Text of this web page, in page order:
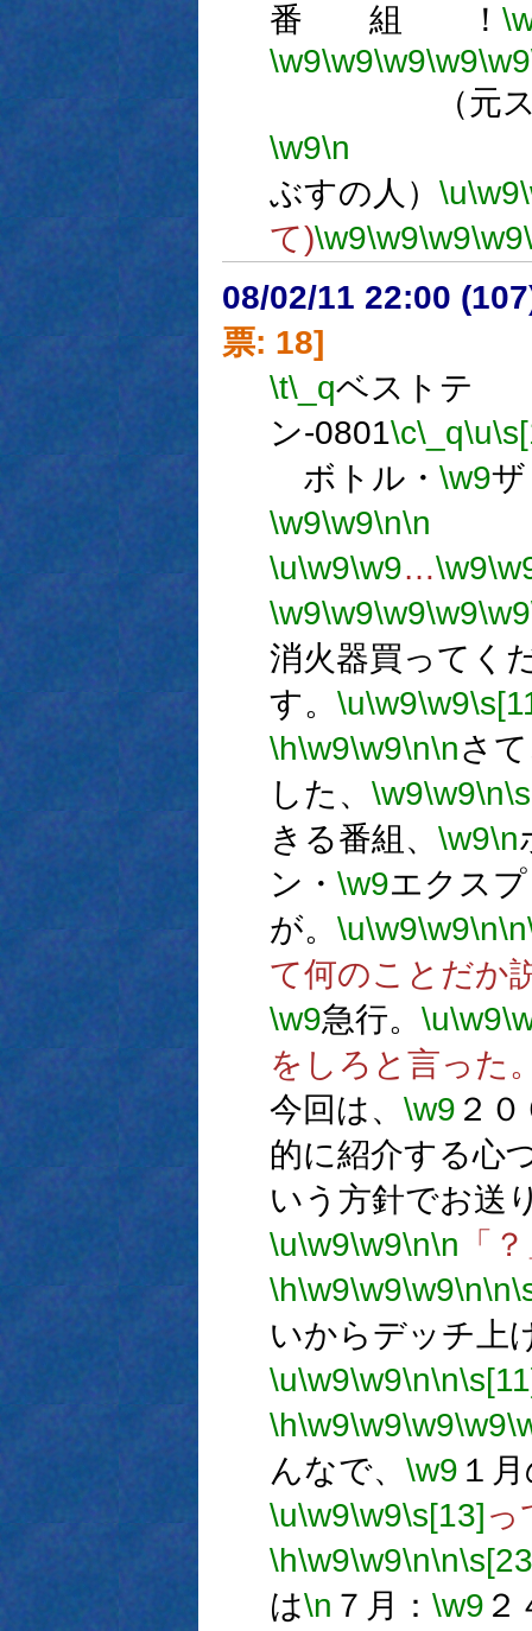
番 組 ！
\w9\w9\w9\w9\w9
（元スク
\w9\n
ぶすの人） \u\w9
て)\w9\w9\w9\w9
08/02/11 22:00
票: 18]
\t\_qベストテ
ン-0801\c\_q\u
ボトル・ \w9
\w9\w9\n\n
\u\w9\w9…\w9
\w9\w9\w9\w9\w9
消火器買ってく
す。 \u\w9\w9
\h\w9\w9\n\nさ
した、 \w9\w9\n
きる番組、 \w9\n
ン・ \w9エクス
が。 \u\w9\w9\n\n
て何のことだか
\w9急行。 \u\w9
をしろと言った
今回は、 \w9 ２
的に紹介する心
いう方針でお送
\u\w9\w9\n\n 「
\h\w9\w9\w9\n\n
いからデッチ上
\u\w9\w9\n\n
\h\w9\w9\w9\w9
んなで、 \w9 １
\u\w9\w9\s[13] っ
\h\w9\w9\n\n
は\n ７月： \w9 ２